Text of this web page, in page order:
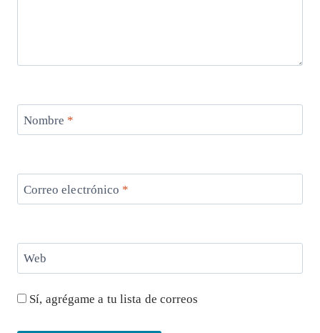
Nombre *
Correo electrónico *
Web
Sí, agrégame a tu lista de correos